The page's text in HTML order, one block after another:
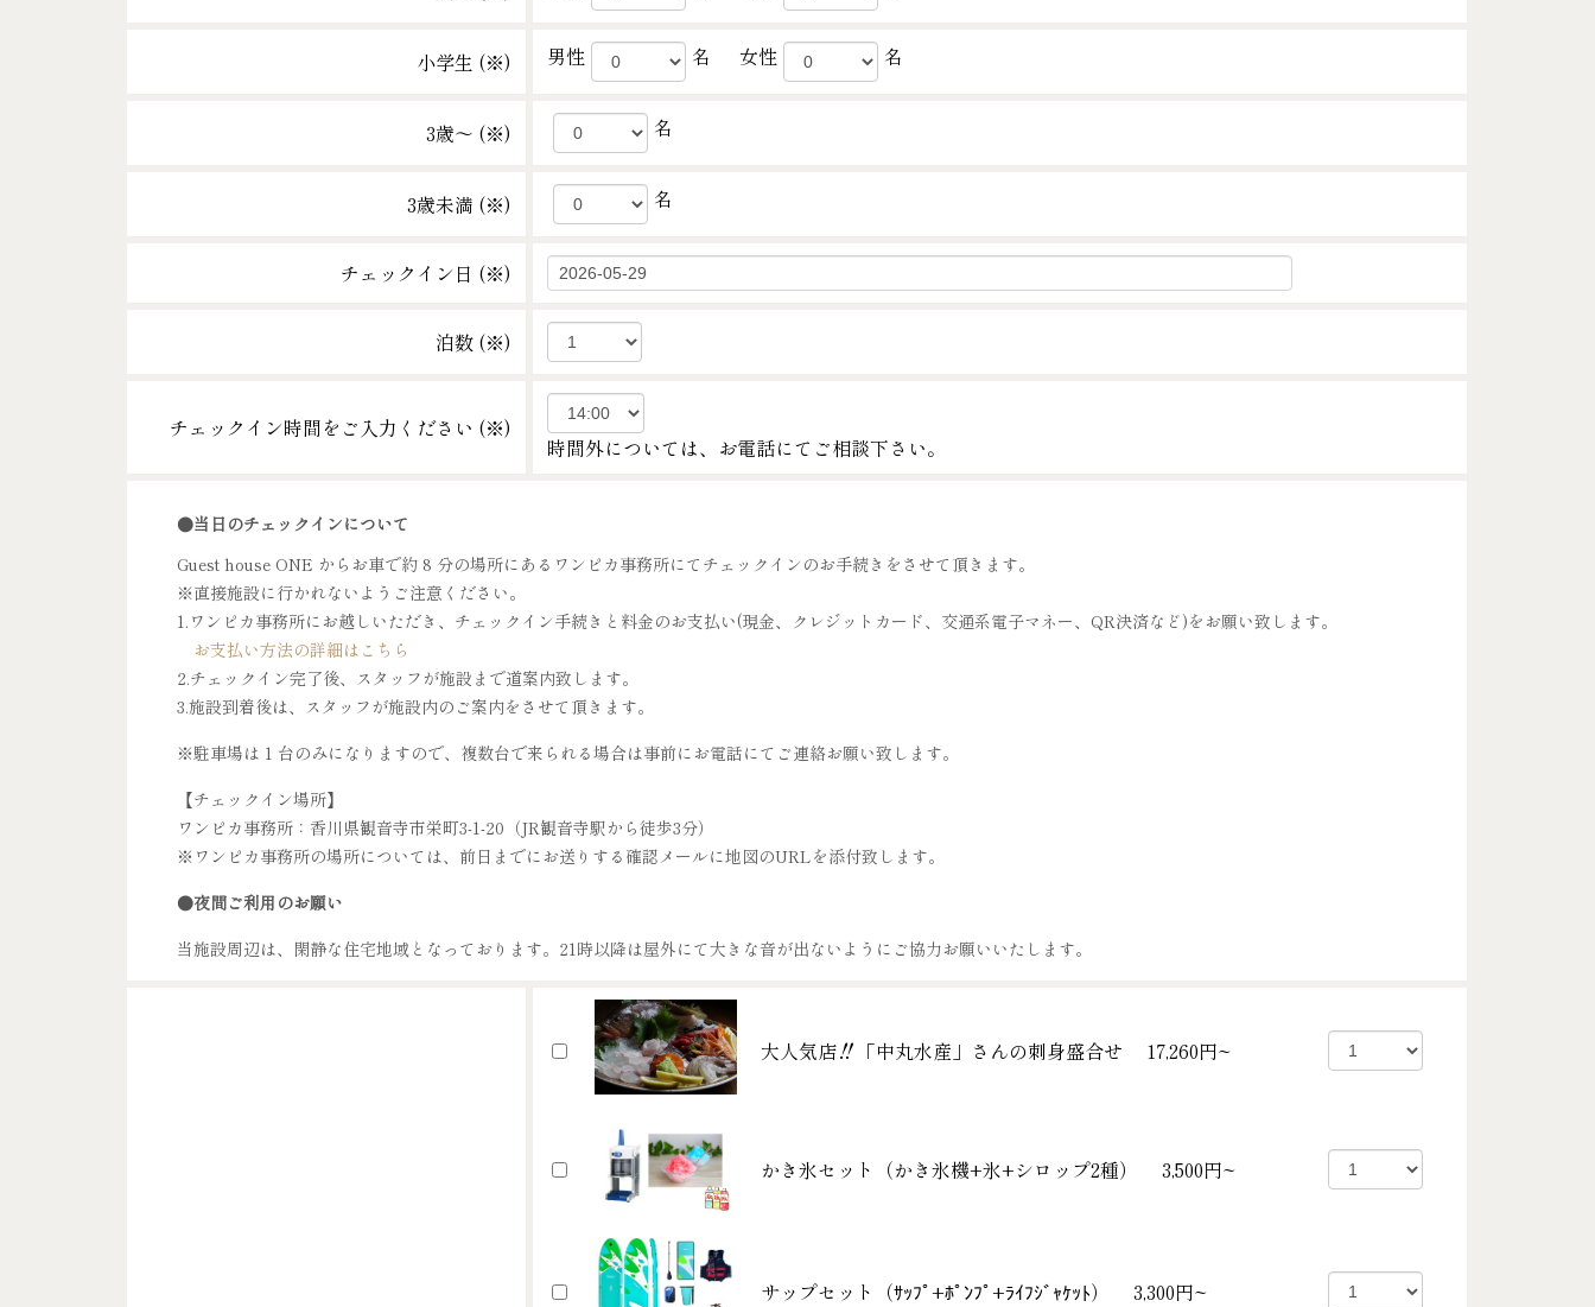
小学生 (※) 男性 名 女性 名
3歳～ (※) 名
3歳未満 (※) 名
チェックイン日 (※)
泊数 (※)
チェックイン時間をご入力ください (※)
時間外については、お電話にてご相談下さい。
●当日のチェックインについて
Guest house ONE からお車で約 8 分の場所にあるワンピカ事務所にてチェックインのお手続きをさせて頂きます。
※直接施設に行かれないようご注意ください。
1.ワンピカ事務所にお越しいただき、チェックイン手続きと料金のお支払い(現金、クレジットカード、交通系電子マネー、QR決済など)をお願い致します。
お支払い方法の詳細はこちら
2.チェックイン完了後、スタッフが施設まで道案内致します。
3.施設到着後は、スタッフが施設内のご案内をさせて頂きます。
※駐車場は 1 台のみになりますので、複数台で来られる場合は事前にお電話にてご連絡お願い致します。
【チェックイン場所】
ワンピカ事務所：香川県観音寺市栄町3-1-20（JR観音寺駅から徒歩3分）
※ワンピカ事務所の場所については、前日までにお送りする確認メールに地図のURLを添付致します。
●夜間ご利用のお願い
当施設周辺は、閑静な住宅地域となっております。21時以降は屋外にて大きな音が出ないようにご協力お願いいたします。
大人気店‼「中丸水産」さんの刺身盛合せ 17,260円~
かき氷セット（かき氷機+氷+シロップ2種） 3,500円~
サップセット（ｻｯﾌﾟ+ﾎﾟﾝﾌﾟ+ﾗｲﾌｼﾞｬｹｯﾄ） 3,300円~